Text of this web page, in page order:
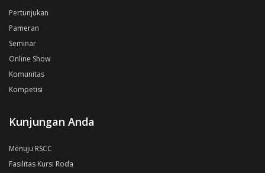
Pertunjukan
Pameran
Seminar
Online Show
Komunitas
Kompetisi
Kunjungan Anda
Menuju RSCC
Fasilitas Kursi Roda